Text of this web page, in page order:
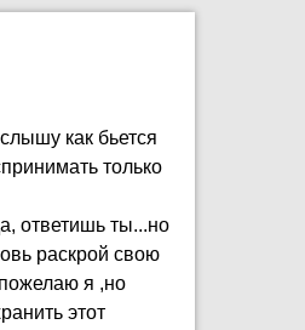
как бьется
только
ответишь ты...но
раскрой свою
я ,но
этот